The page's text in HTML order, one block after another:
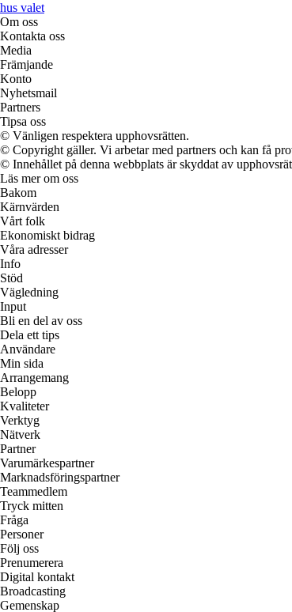
hus valet
Om oss
Kontakta oss
Media
Främjande
Konto
Nyhetsmail
Partners
Tipsa oss
© Vänligen respektera upphovsrätten.
© Copyright gäller. Vi arbetar med partners och kan få
© Innehållet på denna webbplats är skyddat av
Läs mer om oss
Bakom
Kärnvärden
Vårt folk
Ekonomiskt bidrag
Våra adresser
Info
Stöd
Vägledning
Input
Bli en del av oss
Dela ett tips
Användare
Min sida
Arrangemang
Belopp
Kvaliteter
Verktyg
Nätverk
Partner
Varumärkespartner
Marknadsföringspartner
Teammedlem
Tryck mitten
Fråga
Personer
Följ oss
Prenumerera
Digital kontakt
Broadcasting
Gemenskap